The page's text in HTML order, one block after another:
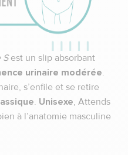
Sest un slip absorbant
urinaire modérée.
s’enfile et se retire
. Unisexe, Attends
à l’anatomie masculine